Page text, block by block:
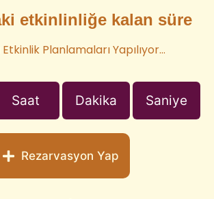
etkinlinliğe kalan süre
Etkinlik Planlamaları Yapılıyor…
Saat Dakika Saniye
Rezarvasyon Yap